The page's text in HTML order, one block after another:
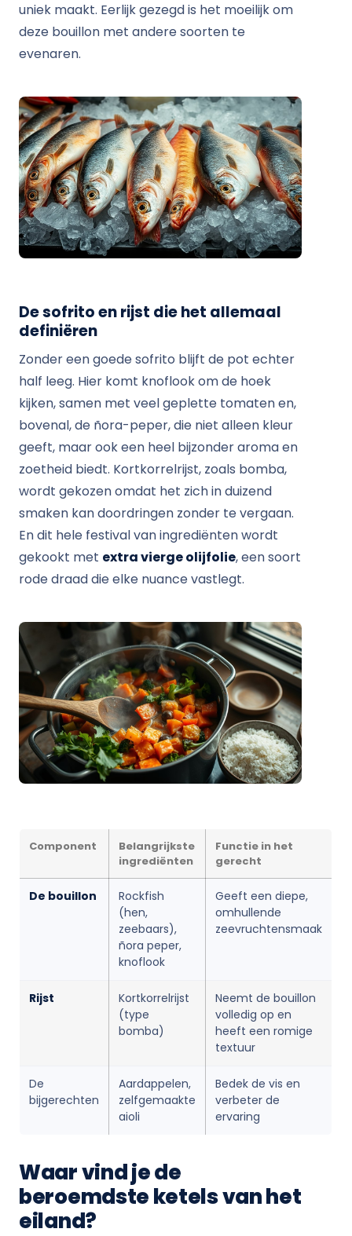
uniek maakt. Eerlijk gezegd is het moeilijk om
deze bouillon met andere soorten te
evenaren.
De sofrito en rijst die het allemaal
definiëren
Zonder een goede sofrito blijft de pot echter
half leeg. Hier komt knoflook om de hoek
kijken, samen met veel geplette tomaten en,
bovenal, de ñora-peper, die niet alleen kleur
geeft, maar ook een heel bijzonder aroma en
zoetheid biedt. Kortkorrelrijst, zoals bomba,
wordt gekozen omdat het zich in duizend
smaken kan doordringen zonder te vergaan.
En dit hele festival van ingrediënten wordt
gekookt met extra vierge olijfolie, een soort
rode draad die elke nuance vastlegt.
Component
Belangrijkste
ingrediënten
Functie in het
gerecht
De bouillon
Rockfish
(hen,
zeebaars),
ñora peper,
knoflook
Geeft een diepe,
omhullende
zeevruchtensmaak
Rijst
Kortkorrelrijst
(type
bomba)
Neemt de bouillon
volledig op en
heeft een romige
textuur
De
bijgerechten
Aardappelen,
zelfgemaakte
aioli
Bedek de vis en
verbeter de
ervaring
Waar vind je de
beroemdste ketels van het
eiland?